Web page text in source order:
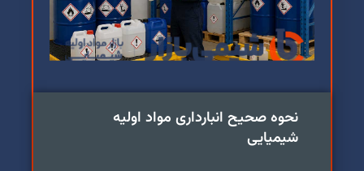
نحوه صحیح انبارداری مواد اولیه
شیمیایی